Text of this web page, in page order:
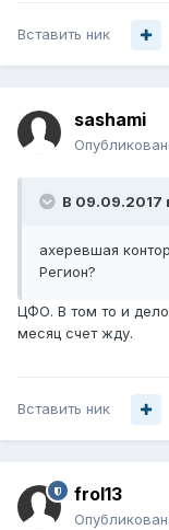
Вставить ник
sashami
В 09.09.2017
ахеревшая
Регион?
ЦФО. В том то и
месяц счет жду.
Вставить ник
frol13